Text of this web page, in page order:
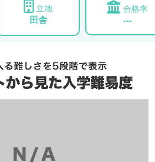
立地
田舎
合格率
---